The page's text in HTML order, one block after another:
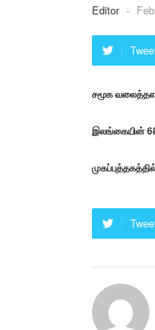
Editor -
சமூக
இலங்கையின்